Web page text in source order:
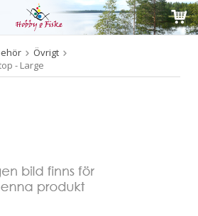
blivit tillagd i varukorgen
Övrigt
- Large